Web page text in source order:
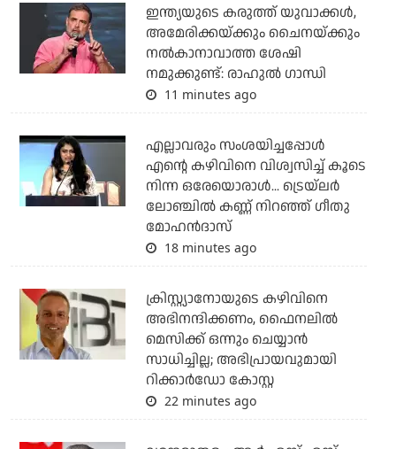
ഇന്ത്യയുടെ കരുത്ത് യുവാക്കള്‍,
അമേരിക്കയ്ക്കും ചൈനയ്ക്കും
നല്‍കാനാവാത്ത ശേഷി
നമുക്കുണ്ട്: രാഹുല്‍ ഗാന്ധി
11 minutes ago
എല്ലാവരും സംശയിച്ചപ്പോള്‍
എന്റെ കഴിവിനെ വിശ്വസിച്ച് കൂടെ
നിന്ന ഒരേയൊരാള്‍... ട്രെയ്‌ലര്‍
ലോഞ്ചില്‍ കണ്ണ് നിറഞ്ഞ് ഗീതു
മോഹന്‍ദാസ്
18 minutes ago
ക്രിസ്റ്റ്യാനോയുടെ കഴിവിനെ
അഭിനന്ദിക്കണം, ഫൈനലില്‍
മെസിക്ക് ഒന്നും ചെയ്യാന്‍
സാധിച്ചില്ല; അഭിപ്രായവുമായി
റിക്കാര്‍ഡോ കോസ്റ്റ
22 minutes ago